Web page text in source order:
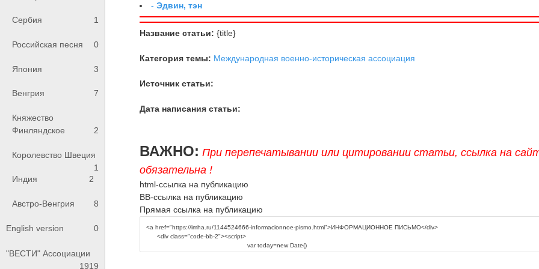
Сербия 1
Российская песня 0
Япония 3
Венгрия 7
Княжество
Финляндское
2
Королевство Швеция
1
Индия
2
Австро-Венгрия 8
English version 0
"ВЕСТИ" Ассоциации
1919
-Эдвин, тэн
Название статьи: {title}
Категория темы: Международная военно-историческая ассоциация
Источник статьи:
Дата написания статьи:
ВАЖНО: При перепечатывании или цитировании статьи, ссылка на
обязательна !
html-ссылка на публикацию
BB-ссылка на публикацию
Прямая ссылка на публикацию